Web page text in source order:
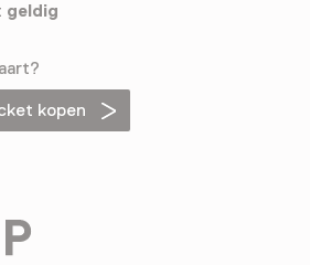
geldig
kopen
Parkeergelegenheid voor auto's